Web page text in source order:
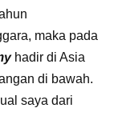
maka pada
hadir di Asia
di bawah.
saya dari